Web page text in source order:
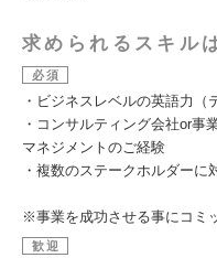
求められるスキル
必須
・ビジネスレベルの英語力（
・コンサルティング会社or事
マネジメントのご経験
・複数のステークホルダー
※事業を成功させる事にコミ
歓迎